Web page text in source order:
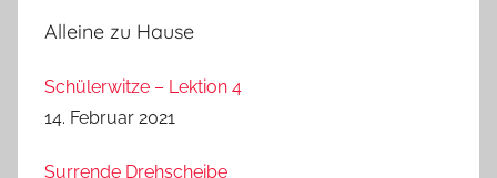
Alleine zu Hause
Schülerwitze – Lektion 4
14. Februar 2021
Surrende Drehscheibe